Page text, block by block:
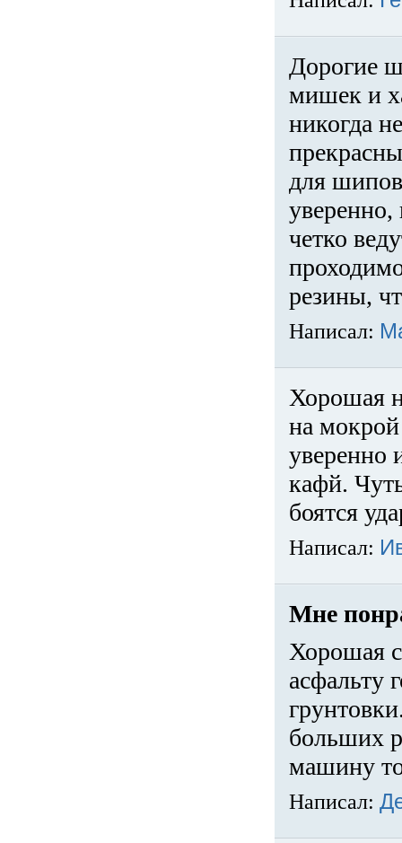
Дорогие
мишек и
никогда
для
четко
резины,
Написал:
Хорошая
на
уверенно
кафй.
боятся
Написал:
Мне
Хорошая
асфальту
больших
машину
Написал: